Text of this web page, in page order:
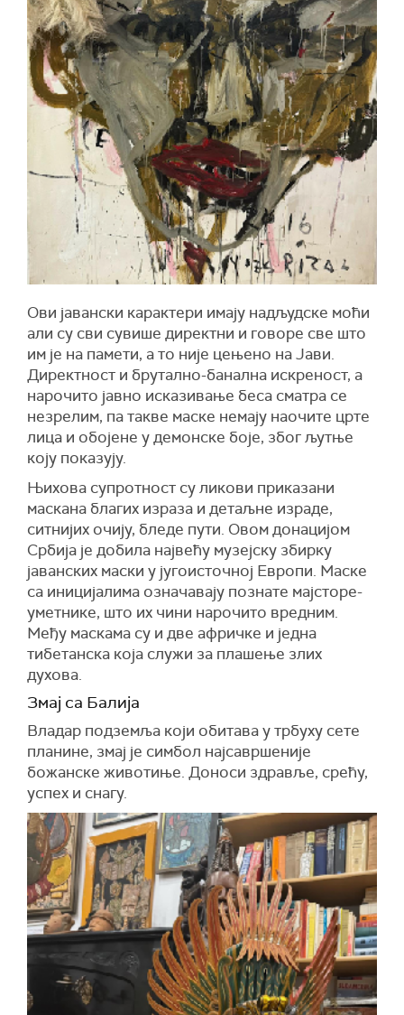
Ови јавански карактери имају надљудске моћи
али су сви сувише директни и говоре све што
им је на памети, а то није цењено на Јави.
Директност и брутално-банална искреност, а
нарочито јавно исказивање беса сматра се
незрелим, па такве маске немају наочите црте
лица и обојене у демонске боје, због љутње
коју показују.
Њихова супротност су ликови приказани
маскана благих израза и детаљне израде,
ситнијих очију, бледе пути. Овом донацијом
Србија је добила највећу музејску збирку
јаванских маски у југоисточној Европи. Маске
са иницијалима означавају познате мајсторе-
уметнике, што их чини нарочито вредним.
Међу маскама су и две афричке и једна
тибетанска која служи за плашење злих
духова.
Змај са Балија
Владар подземља који обитава у трбуху сете
планине, змај је симбол најсавршеније
божанске животиње. Доноси здравље, срећу,
успех и снагу.